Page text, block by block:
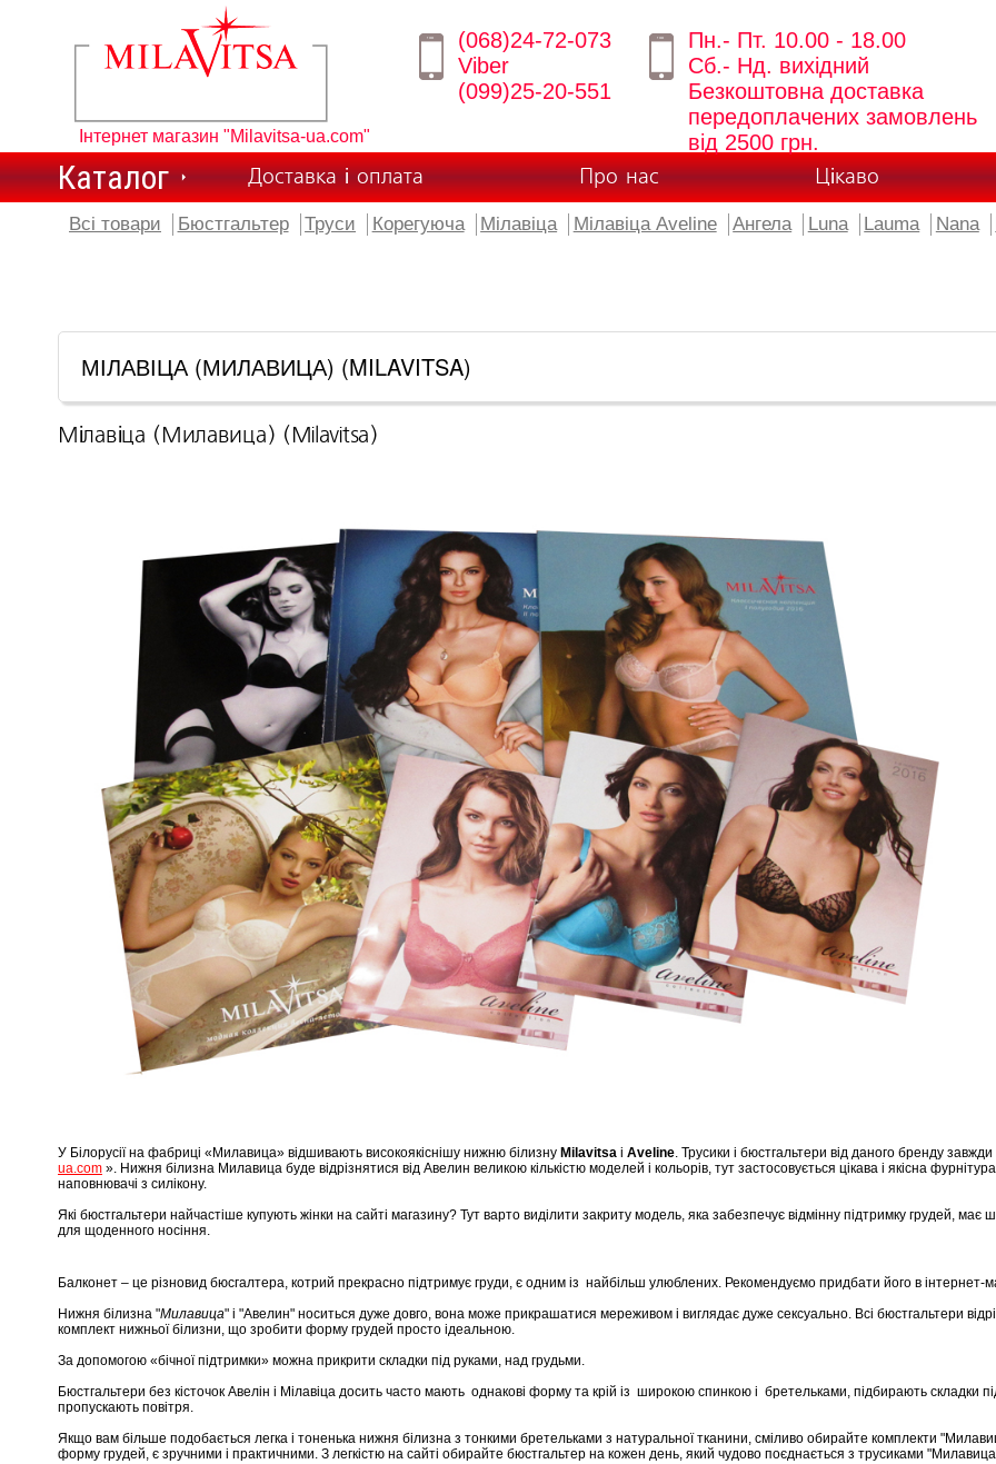
Інтернет магазин "Milavitsa-ua.com"
(068)24-72-073
Viber
(099)25-20-551
Пн.- Пт. 10.00 - 18.00
Сб.- Нд. вихідний
Безкоштовна доставка
передоплачених замовлень
від 2500 грн.
Каталог Доставка і оплата Про нас Цікаво
Всі товари Бюстгальтер Труси Корегуюча Мілавіца Мілавіца Aveline Ангела Luna Lauma Nana
МІЛАВІЦА (МИЛАВИЦА) (MILAVITSA)
Мілавіца (Милавица) (Milavitsa)
У Білорусії на фабриці « Милавица» відшивають високоякіснішу нижню білизну Milavitsa і Aveline. Трусики і бюстгальтери від даного бренду завжди
ua.com ». Нижня білизна Милавица буде відрізнятися від Авелин великою кількістю моделей і кольорів, тут застосовується цікава і якісна фурнітура
наповнювачі з силікону.
Які бюстгальтери найчастіше купують жінки на сайті магазину? Тут варто виділити закриту модель, яка забезпечує відмінну підтримку грудей, має
для щоденного носіння.
Балконет – це різновид бюсгалтера, котрий прекрасно підтримує груди, є одним із найбільш улюблених. Рекомендуємо придбати його в інтернет-
Нижня білизна "Милавица" і "Авелин" носиться дуже довго, вона може прикрашатися мереживом і виглядає дуже сексуально. Всі бюстгальтери
комплект нижньої білизни, що зробити форму грудей просто ідеальною.
За допомогою «бічної підтримки» можна прикрити складки під руками, над грудьми.
Бюстгальтери без кісточок Авелін і Мілавіца досить часто мають однакові форму та крій із широкою спинкою і бретельками, підбирають складки
пропускають повітря.
Якщо вам більше подобається легка і тоненька нижня білизна з тонкими бретельками з натуральної тканини, сміливо обирайте комплекти "
форму грудей, є зручними і практичними. З легкістю на сайті обирайте бюстгальтер на кожен день, який чудово поєднається з трусиками "Милавица